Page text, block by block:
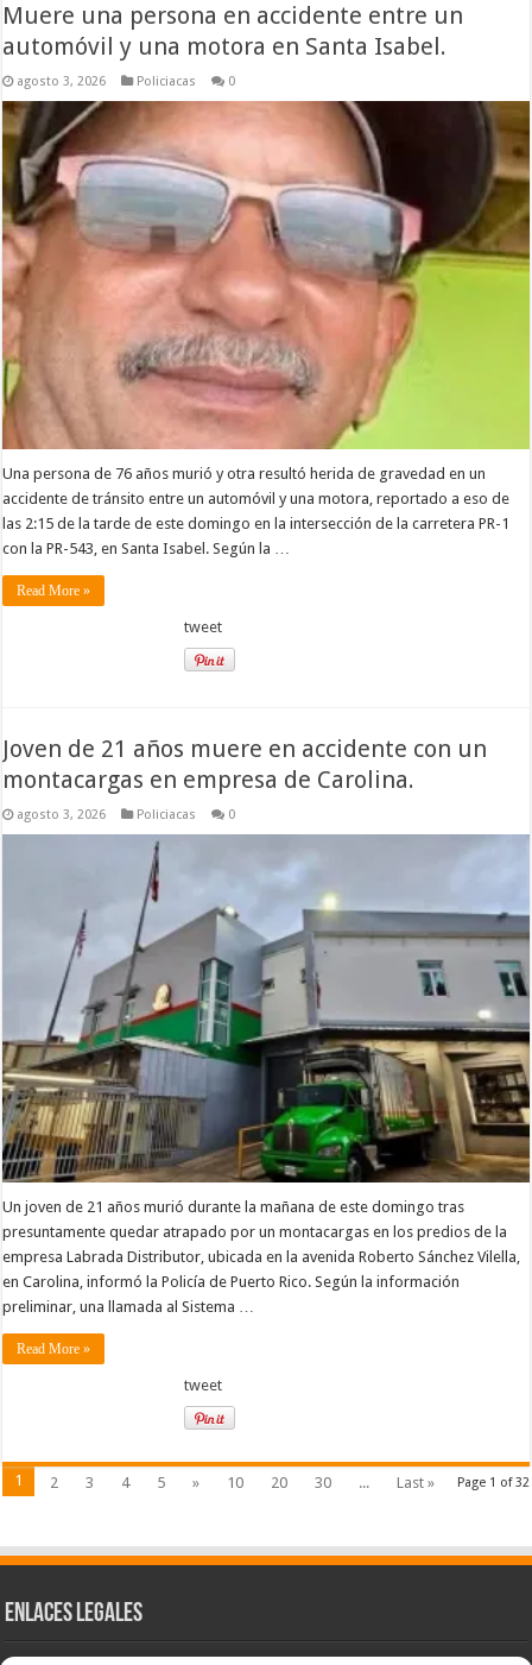
Muere una persona en accidente entre un
automóvil y una motora en Santa Isabel.
agosto 3, 2026 Policiacas 0
Una persona de 76 años murió y otra resultó herida de gravedad en un
accidente de tránsito entre un automóvil y una motora, reportado a eso de
las 2:15 de la tarde de este domingo en la intersección de la carretera PR-1
con la PR-543, en Santa Isabel. Según la …
Read More »
tweet
Joven de 21 años muere en accidente con un
montacargas en empresa de Carolina.
agosto 3, 2026 Policiacas 0
Un joven de 21 años murió durante la mañana de este domingo tras
presuntamente quedar atrapado por un montacargas en los predios de la
empresa Labrada Distributor, ubicada en la avenida Roberto Sánchez Vilella,
en Carolina, informó la Policía de Puerto Rico. Según la información
preliminar, una llamada al Sistema …
Read More »
tweet
Page 1 of 32
1 2 3 4 5 » 10 20 30 ... Last »
Enlaces Legales